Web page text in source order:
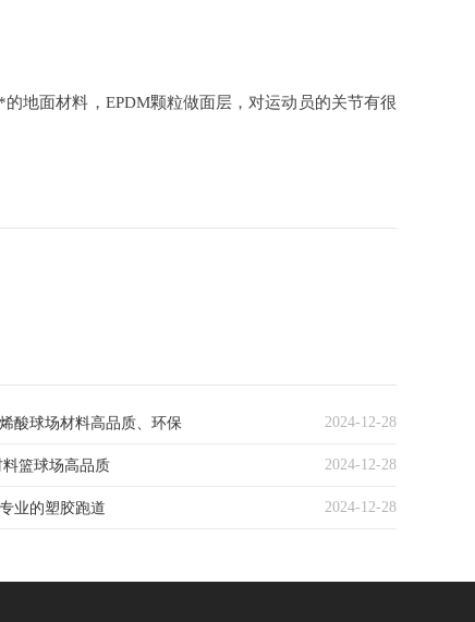
面材料，EPDM颗粒做面层，对运动员的关节有很
2024-12-28
酸球场材料高品质、环保
2024-12-28
篮球场高品质
2024-12-28
业的塑胶跑道